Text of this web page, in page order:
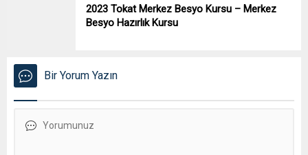
2023 Tokat Merkez Besyo Kursu – Merkez
Besyo Hazırlık Kursu
Bir Yorum Yazın